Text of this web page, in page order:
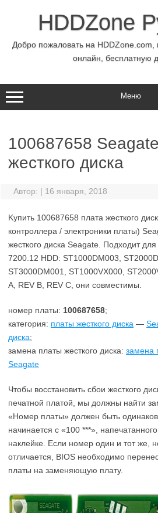
содержимомуHDDZone
Добро пожаловать на HDDZone.com,
онлайн, бесплатную
Меню
100687658
жесткого диска
Автор: | 16 января, 2018
Kупить 100687658 плата жесткого
контроллера / электроники платы)
жесткого диска Seagate. Подходит
7200.12 HDD: ST1000DM003,
ST3000DM001, ST1000VX000,
A, REV B, REV C, они совместимы.
номер платы: 100687658;
категория: платы жесткого диска —
диска;
замена платы жесткого диска: замена
Seagate
Чтобы восстановить сбои жесткого
печатной платой, мы должны найти
«Номер платы» должен быть
начинается с «100 ***»,
наклейке. Если номер один и тот же,
отличается, BIOS необходимо
платы на заменяющую плату.